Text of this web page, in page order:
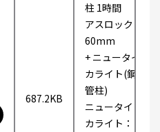
687.2KB
柱 1時間
アスロック
60mm
+ ニュータイ
カライト(鋼
管柱)
ニュータイ
カライト：